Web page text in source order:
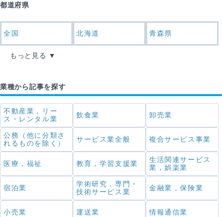
都道府県
全国 北海道 青森県
もっと見る
業種から記事を探す
不動産業，リー
ス・レンタル業
飲食業 卸売業
公務（他に分類さ
れるものを除く）
サービス業全般 複合サービス事業
医療，福祉 教育，学習支援業
生活関連サービス
業，娯楽業
宿泊業
学術研究，専門・
技術サービス業
金融業，保険業
小売業 運送業 情報通信業